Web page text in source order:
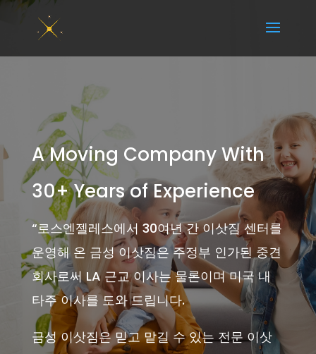
A Moving Company With
30+ Years of Experience
“로스엔젤레스에서 30여년 간 이삿짐 센터를
운영해 온 금성 이삿짐은 주정부 인가된 중견
회사로써 LA 근교 이사는 물론이며 미국 내
타주 이사를 도와 드립니다.
금성 이삿짐은 믿고 맡길 수 있는 전문 이삿